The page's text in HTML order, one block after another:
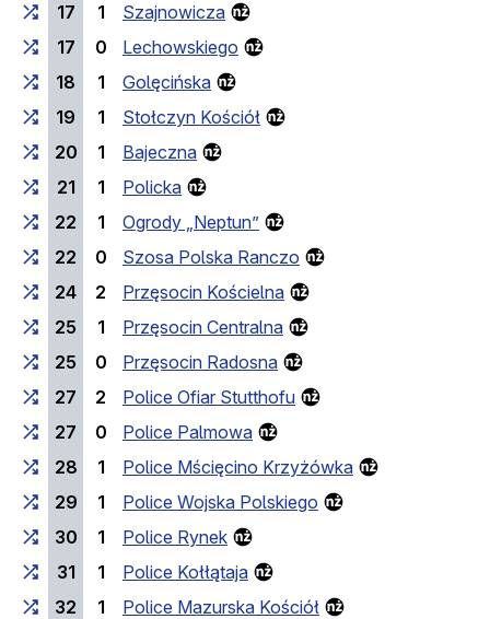
17 1
Szajnowicza
17
0
Lechowskiego
18
1
Golęcińska
19
1
Stołczyn Kościół
20
1
Bajeczna
21
1
Policka
22
1
Ogrody „Neptun”
22
0
Szosa Polska Ranczo
24
2
Przęsocin Kościelna
25
1
Przęsocin Centralna
25
0
Przęsocin Radosna
27
2
Police Ofiar Stutthofu
27
0
Police Palmowa
28
1
Police Mścięcino Krzyżówka
29
1
Police Wojska Polskiego
30
1
Police Rynek
31
1
Police Kołłątaja
32
1
Police Mazurska Kościół